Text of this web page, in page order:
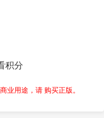
积分
业用途，请 购买正版。